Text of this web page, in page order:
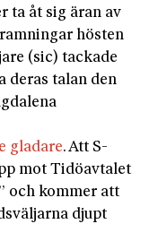
ta åt sig äran av
hösten
(sic) tackade
deras talan den
gladare. Att S-
mot Tidöavtalet
och kommer att
djupt